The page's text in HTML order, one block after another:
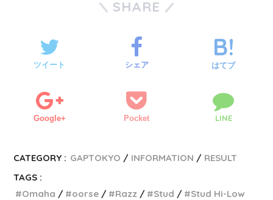
SHARE
ツイート シェア はてブ
Google+ Pocket LINE
CATEGORY : GAPTOKYO INFORMATION
RESULT
TAGS :
Omaha
oorse Razz Stud Stud Hi-Low